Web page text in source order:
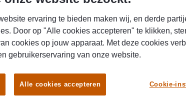
soepel verlopen? Ga
brutosalaris tot € 19,19 per uur,
ervaring te bieden maken wij, en derde
Door op "Alle cookies accepteren" te klikken,
cookies op jouw apparaat. Met deze cookies
gebruikerservaring van onze website.
Cookie-
Alle cookies accepteren